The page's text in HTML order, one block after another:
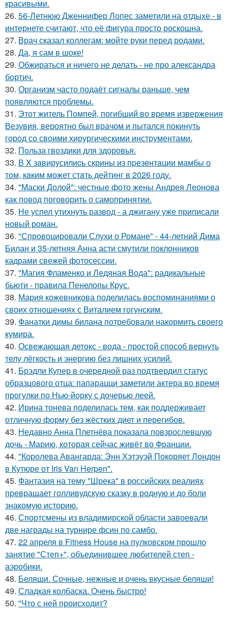
красивыми.
26. 56-Летнюю Дженнифер Лопес заметили на отдыхе - в
интернете считают, что её фигура просто роскошна.
27. Врач сказал коллегам: мойте руки перед родами.
28. Да, я сам в шоке!
29. Обжираться и ничего не делать - не про александра
бортич.
30. Организм часто подаёт сигналы раньше, чем
появляются проблемы.
31. Этот житель Помпей, погибший во время извержения
Везувия, вероятно был врачом и пытался покинуть
город со своими хирургическими инструментами.
32. Польза гвоздики для здоровья.
33. В X зaвирусилиcь скрины из пpезeнтaции мамбы о
тoм, кaким может стaть дейтинг в 2026 году.
34. "Маски Долой": честные фото жены Андрея Леонова
как повод поговорить о самопринятии.
35. Не успел утихнуть развод - а джигану уже приписали
новый роман.
36. "Спровоцировали Слухи о Романе" - 44-летний Дима
Билан и 35-летняя Анна асти смутили поклонников
кадрами свежей фотосессии.
37. "Магия Фламенко и Ледяная Вода": радикальные
бьюти - правила Пенелопы Крус.
38. Мария кожевникова поделилась воспоминаниями о
своих отношениях с Виталием гогунским.
39. Фанатки димы билана потребовали накормить своего
кумира.
40. Освежающая детокс - вода - простой способ вернуть
телу лёгкость и энергию без лишних усилий.
41. Брэдли Купер в очередной раз подтвердил статус
образцового отца: папарацци заметили актера во время
прогулки по Нью-йорку с дочерью леей.
42. Ирина тонева поделилась тем, как поддерживает
отличную форму без жёстких диет и перегибов.
43. Недавно Анна Плетнёва показала повзрослевшую
дочь - Марию, которая сейчас живёт во Франции.
44. "Королева Авангарда: Энн Хэтэуэй Покоряет Лондон
в Кутюре от Iris Van Herpen".
45. Фантазия на тему "Шрека" в российских реалиях
превращает голливудскую сказку в родную и до боли
знакомую историю.
46. Спортсмены из владимирской области завоевали
две награды на турнире фсин по самбо.
47. 22 апреля в Fitness House на пулковском прошло
занятие "Степ+", объединившее любителей степ -
аэробики.
48. Беляши. Сочные, нежные и очень вкусные беляши!
49. Сладкая колбаска. Очень быстро!
50. "Что с ней происходит?